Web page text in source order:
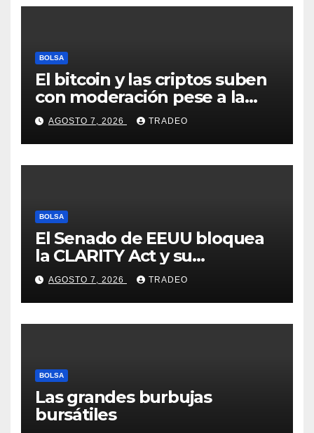
BOLSA
El bitcoin y las criptos suben
con moderación pese a la
incertidumbre en Oriente
Medio
AGOSTO 7, 2026 TRADEO
BOLSA
El Senado de EEUU bloquea
la CLARITY Act y su
aprobación en 2026 peligra
AGOSTO 7, 2026 TRADEO
BOLSA
Las grandes burbujas
bursátiles